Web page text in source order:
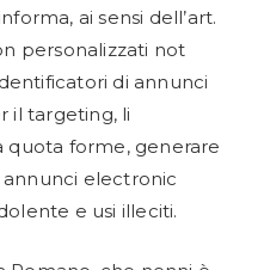
ai sensi dell’art.
personalizzati not
di annunci
il targeting, li
quota forme, generare
electronic
e usi illeciti.